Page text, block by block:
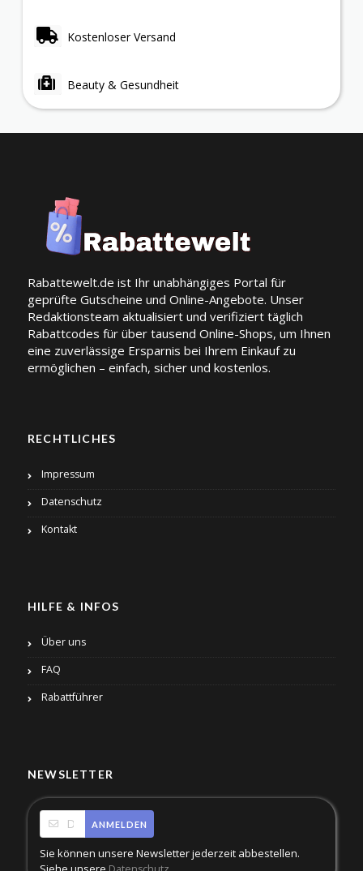
Kostenloser Versand
Beauty & Gesundheit
Rabattewelt.de ist Ihr unabhängiges Portal für
geprüfte Gutscheine und Online-Angebote. Unser
Redaktionsteam aktualisiert und verifiziert täglich
Rabattcodes für über tausend Online-Shops, um Ihnen
eine zuverlässige Ersparnis bei Ihrem Einkauf zu
ermöglichen – einfach, sicher und kostenlos.
RECHTLICHES
Impressum
Datenschutz
Kontakt
HILFE & INFOS
Über uns
FAQ
Rabattführer
NEWSLETTER
ANMELDEN
Sie können unsere Newsletter jederzeit abbestellen.